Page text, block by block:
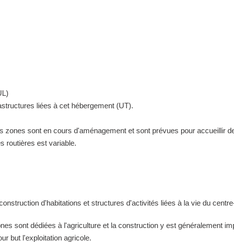
liées à cet hébergement (UT).
zones sont en cours d'aménagement et sont prévues pour accueillir
routières est variable.
d'habitations et structures d'activités liées à la vie du
sont dédiées à l'agriculture et la construction y est généralement
but l'exploitation agricole.